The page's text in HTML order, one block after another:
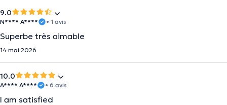
9.0
N**** A**** • 1 avis
Superbe très aimable
14 mai 2026
10.0
A**** A**** • 6 avis
I am satisfied